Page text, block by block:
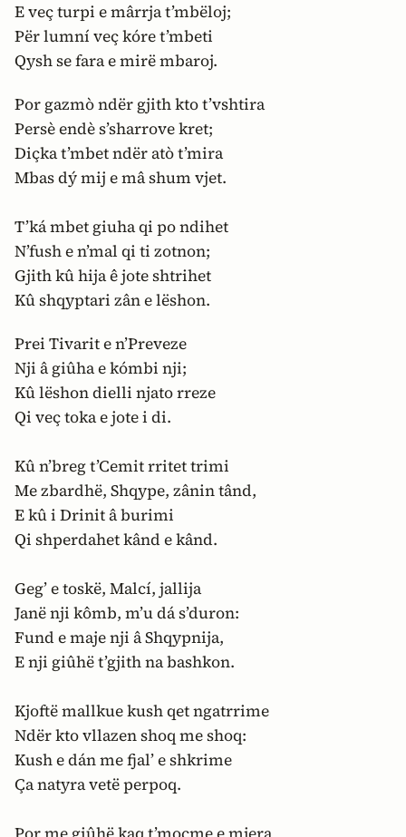
E veç turpi e mârrja t’mbëloj;
Për lumní veç kóre t’mbeti
Qysh se fara e mirë mbaroj.
Por gazmò ndër gjith kto t’vshtira
Persè endè s’sharrove kret;
Diçka t’mbet ndër atò t’mira
Mbas dý mij e mâ shum vjet.
T’ká mbet giuha qi po ndihet
N’fush e n’mal qi ti zotnon;
Gjith kû hija ê jote shtrihet
Kû shqyptari zân e lëshon.
Prei Tivarit e n’Preveze
Nji â giûha e kómbi nji;
Kû lëshon dielli njato rreze
Qi veç toka e jote i di.
Kû n’breg t’Cemit rritet trimi
Me zbardhë, Shqype, zânin tând,
E kû i Drinit â burimi
Qi shperdahet kând e kând.
Geg’ e toskë, Malcí, jallija
Janë nji kômb, m’u dá s’duron:
Fund e maje nji â Shqypnija,
E nji giûhë t’gjith na bashkon.
Kjoftë mallkue kush qet ngatrrime
Ndër kto vllazen shoq me shoq:
Kush e dán me fjal’ e shkrime
Ça natyra vetë perpoq.